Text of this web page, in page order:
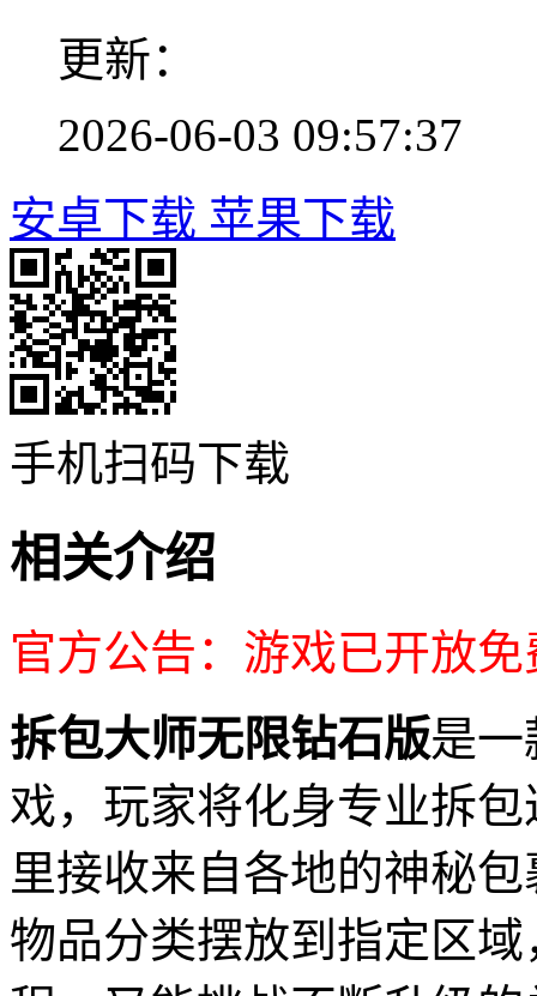
更新：
2026-06-03 09:57:37
安卓下载 苹果下载
手机扫码下载
相关介绍
官方公告：游戏已开放
拆包大师无限钻石版是
戏，玩家将化身专业拆
里接收来自各地的神秘
物品分类摆放到指定区